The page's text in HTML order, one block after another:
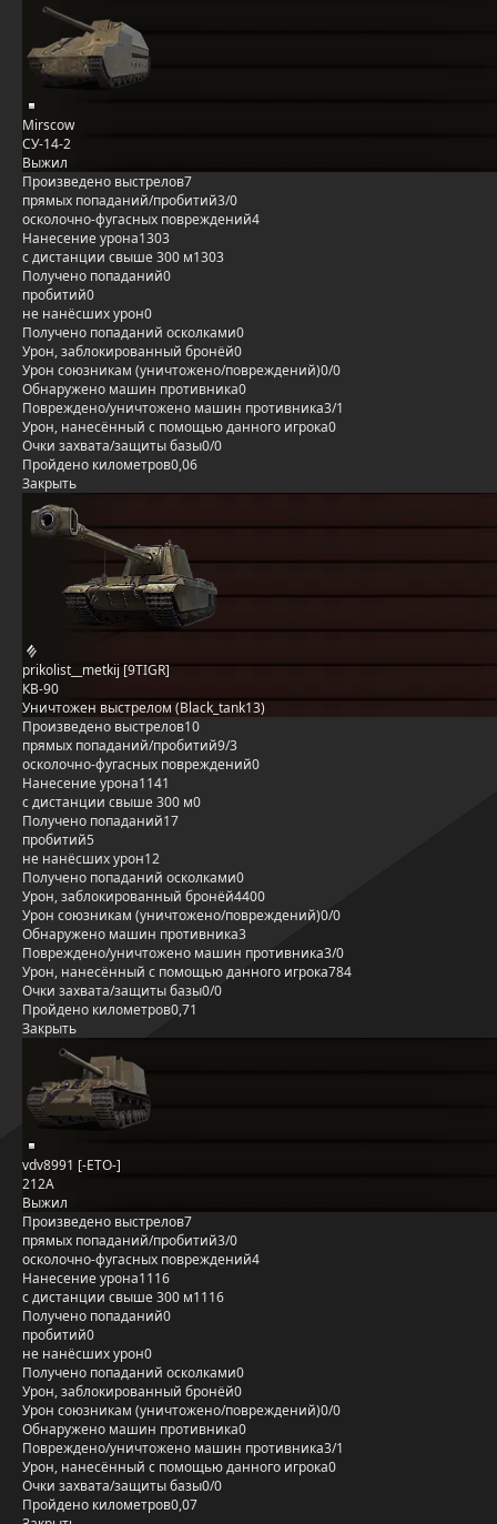
Mirscow
СУ-14-2
Выжил
Произведено выстрелов7
прямых попаданий/пробитий3/0
осколочно-фугасных повреждений4
Нанесение урона1303
с дистанции свыше 300 м1303
Получено попаданий0
пробитий0
не нанёсших урон0
Получено попаданий осколками0
Урон, заблокированный бронёй0
Урон союзникам (уничтожено/повреждений)0/0
Обнаружено машин противника0
Повреждено/уничтожено машин противника3/1
Урон, нанесённый с помощью данного игрока0
Очки захвата/защиты базы0/0
Пройдено километров0,06
Закрыть
prikolist__metkij [9TIGR]
КВ-90
Уничтожен выстрелом (Black_tank13)
Произведено выстрелов10
прямых попаданий/пробитий9/3
осколочно-фугасных повреждений0
Нанесение урона1141
с дистанции свыше 300 м0
Получено попаданий17
пробитий5
не нанёсших урон12
Получено попаданий осколками0
Урон, заблокированный бронёй4400
Урон союзникам (уничтожено/повреждений)0/0
Обнаружено машин противника3
Повреждено/уничтожено машин противника3/0
Урон, нанесённый с помощью данного игрока784
Очки захвата/защиты базы0/0
Пройдено километров0,71
Закрыть
vdv8991 [-ETO-]
212А
Выжил
Произведено выстрелов7
прямых попаданий/пробитий3/0
осколочно-фугасных повреждений4
Нанесение урона1116
с дистанции свыше 300 м1116
Получено попаданий0
пробитий0
не нанёсших урон0
Получено попаданий осколками0
Урон, заблокированный бронёй0
Урон союзникам (уничтожено/повреждений)0/0
Обнаружено машин противника0
Повреждено/уничтожено машин противника3/1
Урон, нанесённый с помощью данного игрока0
Очки захвата/защиты базы0/0
Пройдено километров0,07